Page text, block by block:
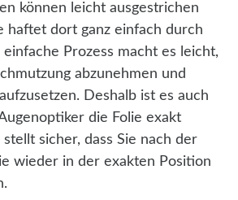
können leicht ausgestrichen
haftet dort ganz einfach durch
Prozess macht es leicht,
abzunehmen und
Deshalb ist es auch
die Folie exakt
sicher, dass Sie nach der
wieder in der exakten Position